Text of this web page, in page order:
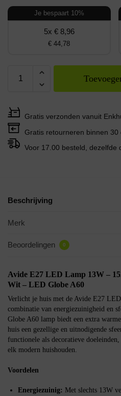
Je bespaart 10%
5x € 8,96
€ 44,78
Gratis verzonden vanuit
Gratis retourneren binnen 30
Voor 17.00 besteld, dezelfde
Beschrijving
Merk
Beoordelingen 0
Avide E27 LED Lamp 13W –
Wit – LED Globe A60
Verlicht je huis met de Avide E27
combinatie van energiezuinigheid en
Globe A60 lamp biedt een extra
huis een gezellige en uitnodigende
functionele als decoratieve
elk modern huishouden.
Voordelen
Energiezuinig: Met slechts 13W